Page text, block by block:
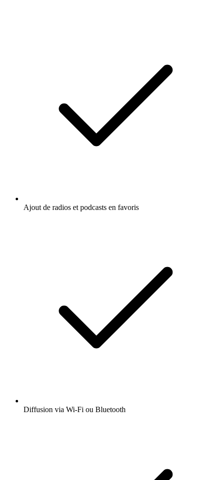
Ajout de radios et podcasts en favoris
Diffusion via Wi-Fi ou Bluetooth